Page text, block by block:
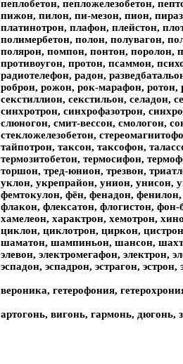
пеплобетон, пепложелезобетон,
пижон, пилон, пи-мезон, пион,
платинотрон, плафон, плейстон,
полимербетон, полон, полувагон,
полярон, помпон, понтон, поролон,
противоугон, протон, псаммон,
радиотелефон, радон,
роброн, рожон, рок-марафон, ротон,
секстиллион, секстильон, селадон,
синхротрон, синхрофазотрон,
слюногон, смит-вессон, смологон,
стекложелезобетон,
тайпотрон, таксон, таксофон,
термозитобетон, термосифон,
торшон, тред-юнион, трезвон,
уклон, укрепрайон, унион, унисон,
фемтокулон, фён, фенадон,
флакон, флексатон, флогистон,
хамелеон, характрон, хемотрон,
циклон, циклотрон, циркон,
шаматон, шампиньон, шансон,
элевон, электромегафон, электрон,
эспадон, эспадрон, эстрагон,
вероника, гетерофония,
артогонь, вигонь, гармонь, дюгонь,